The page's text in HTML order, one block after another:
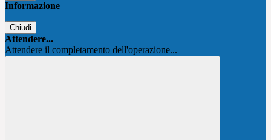
Informazione
Chiudi
Attendere...
Attendere il completamento dell'operazione...